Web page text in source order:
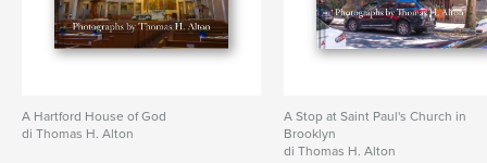
A Hartford House of God
di Thomas H. Alton
A Stop at Saint Paul's Church in
Brooklyn
di Thomas H. Alton